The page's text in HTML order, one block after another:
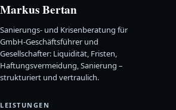
Markus Bertan
Sanierungs- und Krisenberatung für
GmbH-Geschäftsführer und
Gesellschafter: Liquidität, Fristen,
Haftungsvermeidung, Sanierung –
strukturiert und vertraulich.
LEISTUNGEN